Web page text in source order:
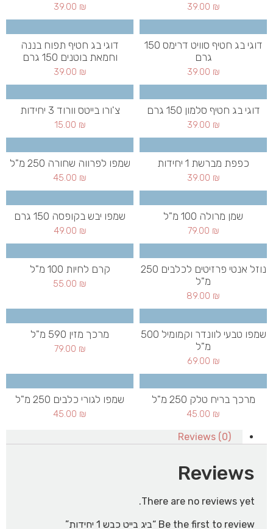
39.00 ₪
39.00 ₪
דוגי בג חטיף סוויט דרימס 150
גרם
39.00 ₪
דוגי בג חטיף תפוח בננה
וחמאת בוטנים 150 גרם
39.00 ₪
דוגי בג חטיף סלמון 150 גרם
39.00 ₪
צ'ורו בייטס וורוד 3 יחידות
15.00 ₪
כפפת מברשת 1 יחידות
39.00 ₪
שמפו לפרווה שחורה 250 מ"ל
45.00 ₪
שמן מרולה 100 מ"ל
79.00 ₪
שמפו יבש בקופסה 150 גרם
49.00 ₪
נוזל אנטי פרזיטים לכלבים 250
מ"ל
89.00 ₪
קרם לחיות 100 מ"ל
55.00 ₪
שמפו טבעי לוונדר וקמומיל 500
מ"ל
69.00 ₪
מרכך מזין 590 מ"ל
79.00 ₪
מרכך בריח טלק 250 מ"ל
45.00 ₪
שמפו לגורי כלבים 250 מ"ל
45.00 ₪
Reviews (0)
Reviews
There are no reviews yet.
Be the first to review “ביג בייט כבש 1 יחידות”